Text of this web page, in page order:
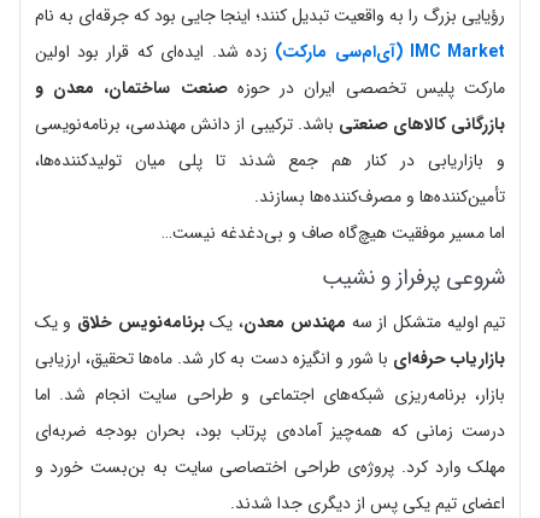
رؤیایی بزرگ را به واقعیت تبدیل کنند؛ اینجا جایی بود که جرقه‌ای به نام
IMC Market (آی‌ام‌سی مارکت)
زده شد. ایده‌ای که قرار بود اولین
مارکت پلیس تخصصی ایران در حوزهصنعت ساختمان، معدن و
بازرگانی کالاهای صنعتی باشد. ترکیبی از دانش مهندسی، برنامه‌نویسی
و بازاریابی در کنار هم جمع شدند تا پلی میان تولیدکننده‌ها،
تأمین‌کننده‌ها و مصرف‌کننده‌ها بسازند.
اما مسیر موفقیت هیچ‌گاه صاف و بی‌دغدغه نیست…
شروعی پرفراز و نشیب
تیم اولیه متشکل از سه مهندس معدن، یکبرنامه‌نویس خلاق و یک
بازاریاب حرفه‌ای با شور و انگیزه دست به کار شد. ماه‌ها تحقیق، ارزیابی
بازار، برنامه‌ریزی شبکه‌های اجتماعی و طراحی سایت انجام شد. اما
درست زمانی که همه‌چیز آماده‌ی پرتاب بود، بحران بودجه ضربه‌ای
مهلک وارد کرد. پروژه‌ی طراحی اختصاصی سایت به بن‌بست خورد و
اعضای تیم یکی پس از دیگری جدا شدند.